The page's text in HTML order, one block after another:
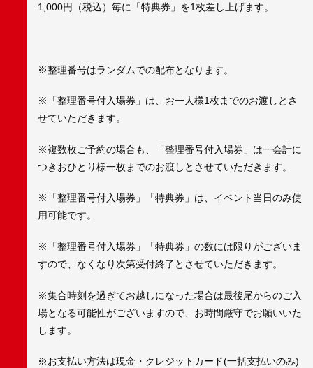
1,000円（税込）毎に「特典券」を1枚差し上げます。
※整理番号はランダムでの配布となります。
※「整理番号付入場券」は、お一人様1枚までのお渡しとさ
せていただきます。
※複数枚ご予約の場合も、「整理番号付入場券」は一会計に
つきおひとり様一枚までのお渡しとさせていただきます。
※「整理番号付入場券」「特典券」は、イベント当日のみ使
用可能です。
※「整理番号付入場券」「特典券」の数には限りがございま
すので、なくなり次第受付終了とさせていただきます。
※集合時刻を過ぎてお越しになった場合は最後尾からのご入
場となる可能性がございますので、お時間厳守でお願いいた
します。
※お支払い方法は現金・クレジットカード(一括支払いのみ)